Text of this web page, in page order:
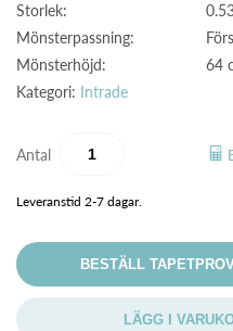
Storlek:
Mönsterpassning:
Mönsterhöjd:
64
Kategori: Intrade
Antal
Leveranstid 2-7 dagar.
BESTÄLL
LÄGG I